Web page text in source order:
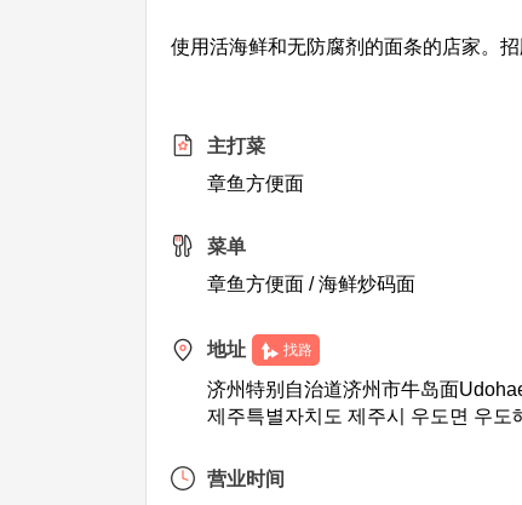
使用活海鲜和无防腐剂的面条的店家。
主打菜
章鱼方便面
菜单
章鱼方便面 / 海鲜炒码面
地址 找路
济州特别自治道济州市牛岛面
제주특별자치도 제주시 우도면 우도
营业时间